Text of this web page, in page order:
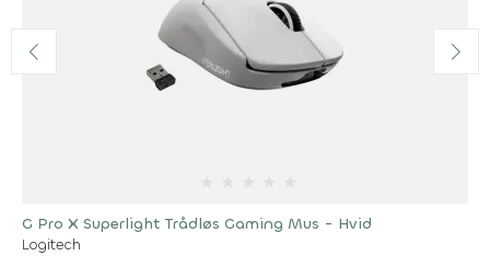
G Pro X Superlight Trådløs Gaming Mus - Hvid
Logitech